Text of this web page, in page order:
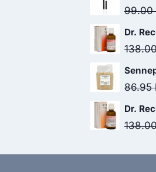
99.00
Dr.
86.95
Dr.